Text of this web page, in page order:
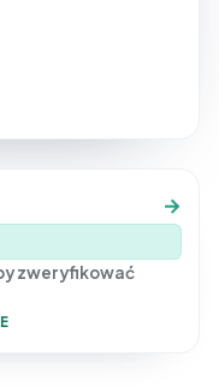
→
zweryfikować